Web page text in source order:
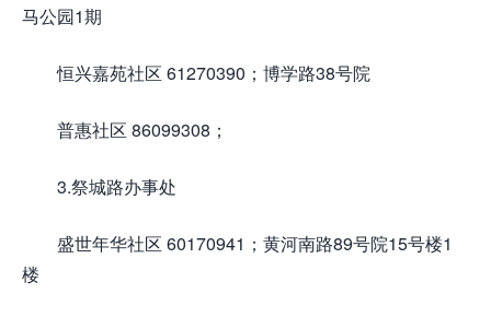
马公园1期
恒兴嘉苑社区 61270390；博学路38号院
普惠社区 86099308；
3.祭城路办事处
盛世年华社区 60170941；黄河南路89号院15号楼1
楼